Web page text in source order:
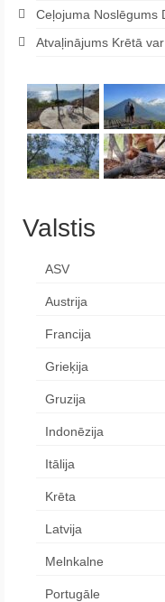
Ceļojuma Noslēgums
Atvaļinājums Krētā
Valstis
ASV
Austrija
Francija
Grieķija
Gruzija
Indonēzija
Itālija
Krēta
Latvija
Melnkalne
Portugāle